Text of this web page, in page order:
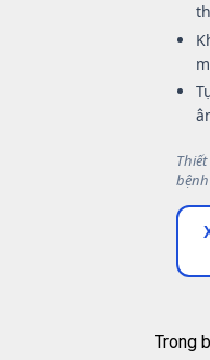
Trong